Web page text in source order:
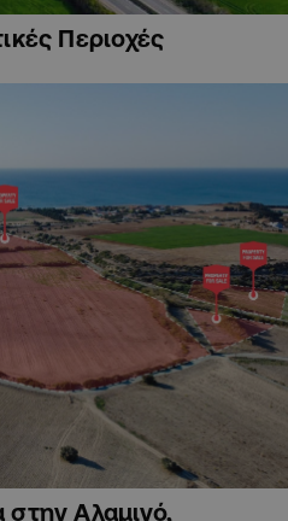
Περιοχές
στην Αλαμινό,